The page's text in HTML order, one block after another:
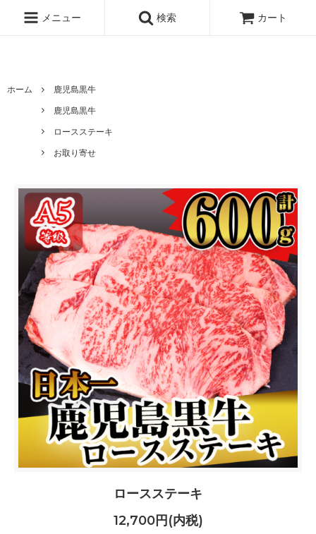
豚専門店 メニュー 検索 カート
ホーム
鹿児島黒牛
鹿児島黒牛
ロースステーキ
お取り寄せ
ロースステーキ
12,700円(内税)